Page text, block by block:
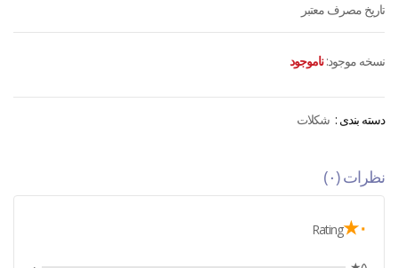
تاریخ مصرف معتبر
نسخه موجود: ناموجود
دسته بندی : شکلات
نظرات (۰)
۰★ Rating